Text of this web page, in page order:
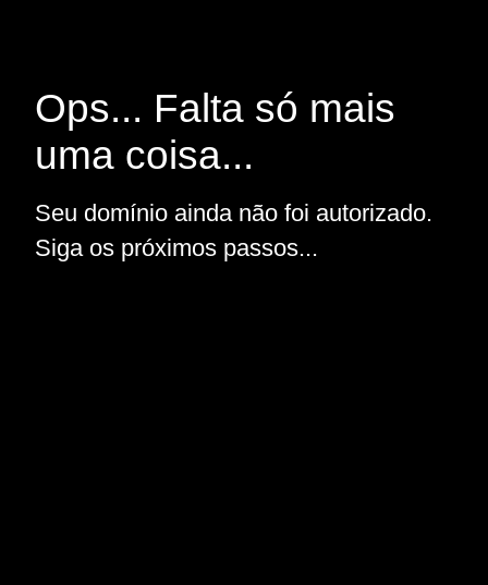
Ops... Falta só mais
uma coisa...
Seu domínio ainda não foi autorizado.
Siga os próximos passos...